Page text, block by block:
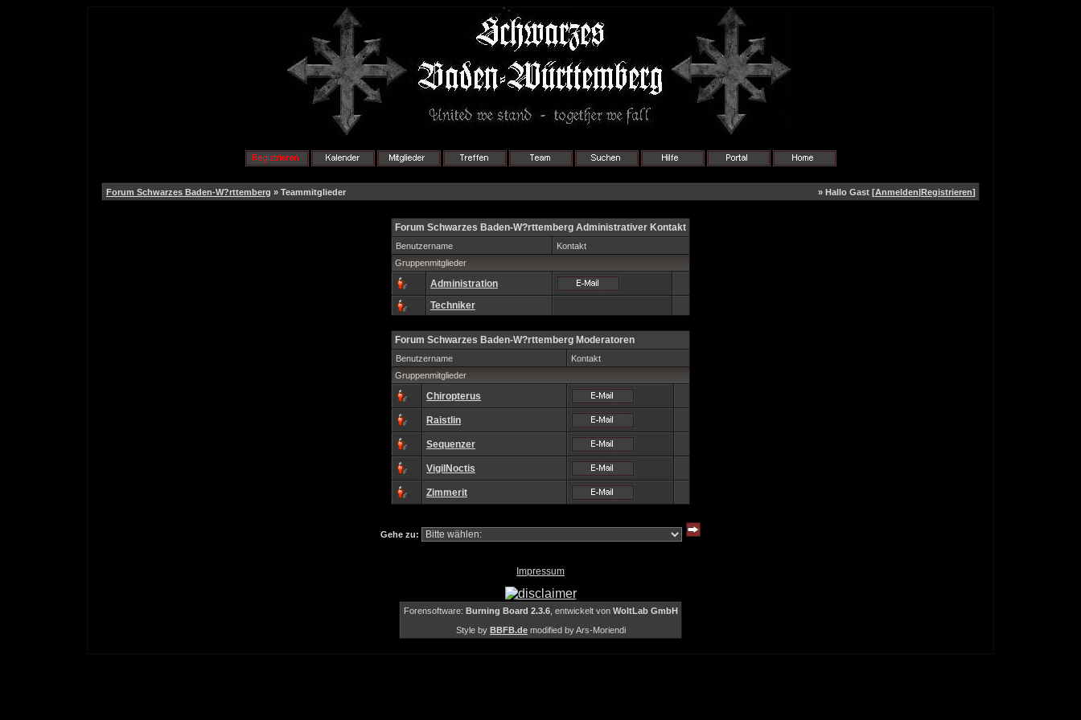
Forum Schwarzes Baden-W?rttemberg » Teammitglieder » Hallo Gast [Anmelden|Registrieren]
Forum Schwarzes Baden-W?rttemberg Administrativer Kontakt
Benutzername
Kontakt
Gruppenmitglieder
Administration
Techniker
Forum Schwarzes Baden-W?rttemberg Moderatoren
Benutzername
Kontakt
Gruppenmitglieder
Chiropterus
Raistlin
Sequenzer
VigilNoctis
Zimmerit
Gehe zu:
Impressum
Forensoftware: Burning Board 2.3.6 , entwickelt von WoltLab GmbH
Style by BBFB.de modified by Ars-Moriendi